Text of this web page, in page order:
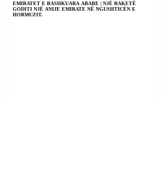
EMIRATET E BASHKUARA ARABE | NJË RAKETË
GODITI NJË ANIJE EMIRATE NË NGUSHTICËN E
HORMUZIT.